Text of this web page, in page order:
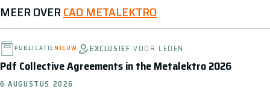
MEER OVERCAO METALEKTRO
PUBLICATIENIEUW EXCLUSIEF VOOR LEDEN
Pdf Collective Agreements in the Metalektro 2026
6 AUGUSTUS 2026